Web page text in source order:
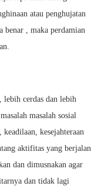
atau penghujatan
benar , maka perdamian
lebih cerdas dan lebih
masalah sosial
kesejahteraan
aktifitas yang berjalan
dan dimusnakan agar
dan tidak lagi